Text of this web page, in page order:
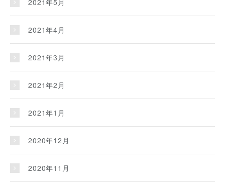
2021年5月
2021年4月
2021年3月
2021年2月
2021年1月
2020年12月
2020年11月